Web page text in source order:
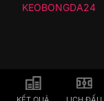
KEOBONGDA24
KẾT QUẢ LỊCH ĐẤU